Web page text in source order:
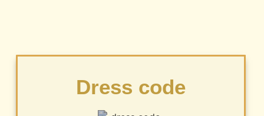
Dress code